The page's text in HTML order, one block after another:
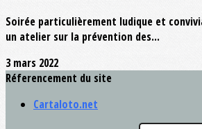
Soirée particulièrement ludique et
un atelier sur la prévention des...
3 mars 2022
Réferencement du site
Cartaloto.net